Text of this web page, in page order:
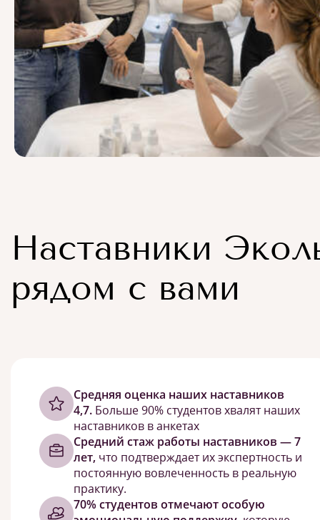
Наставники
рядом с вами
Cредняя оценка наших наставников
4,7. Больше 90% студентов хвалят наших
наставников в анкетах
Средний стаж работы наставников — 7
лет, что подтверждает их экспертность и
постоянную вовлеченность в реальную
практику.
70% студентов отмечают особую